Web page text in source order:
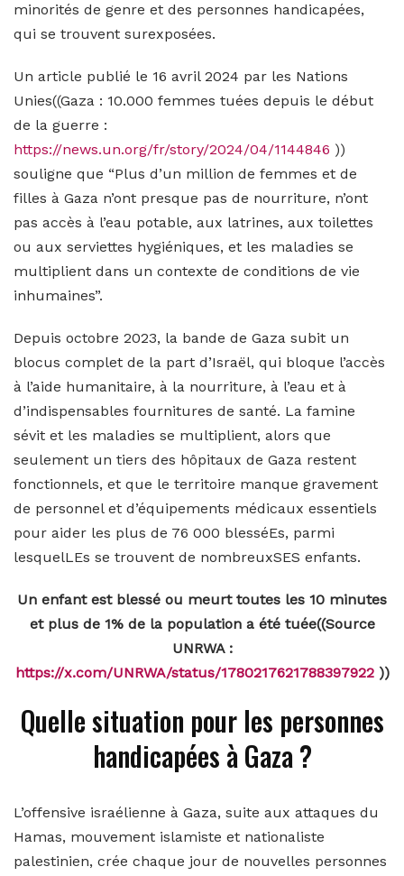
minorités de genre et des personnes handicapées,
qui se trouvent surexposées.
Un article publié le 16 avril 2024 par les Nations
Unies((Gaza : 10.000 femmes tuées depuis le début
de la guerre :
https://news.un.org/fr/story/2024/04/1144846 ))
souligne que “Plus d’un million de femmes et de
filles à Gaza n’ont presque pas de nourriture, n’ont
pas accès à l’eau potable, aux latrines, aux toilettes
ou aux serviettes hygiéniques, et les maladies se
multiplient dans un contexte de conditions de vie
inhumaines”.
Depuis octobre 2023, la bande de Gaza subit un
blocus complet de la part d’Israël, qui bloque l’accès
à l’aide humanitaire, à la nourriture, à l’eau et à
d’indispensables fournitures de santé. La famine
sévit et les maladies se multiplient, alors que
seulement un tiers des hôpitaux de Gaza restent
fonctionnels, et que le territoire manque gravement
de personnel et d’équipements médicaux essentiels
pour aider les plus de 76 000 blesséEs, parmi
lesquelLEs se trouvent de nombreuxSES enfants.
Un enfant est blessé ou meurt toutes les 10 minutes
et plus de 1% de la population a été tuée((Source
UNRWA :
https://x.com/UNRWA/status/1780217621788397922))
Quelle situation pour les personnes
handicapées à Gaza ?
L’offensive israélienne à Gaza, suite aux attaques du
Hamas, mouvement islamiste et nationaliste
palestinien, crée chaque jour de nouvelles personnes